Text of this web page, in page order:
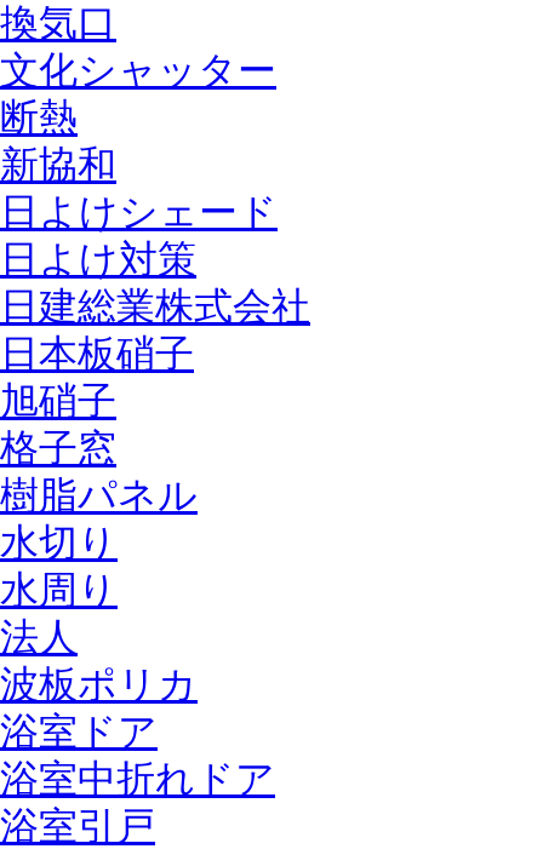
換気口
文化シャッター
断熱
新協和
日よけシェード
日よけ対策
日建総業株式会社
日本板硝子
旭硝子
格子窓
樹脂パネル
水切り
水周り
法人
波板ポリカ
浴室ドア
浴室中折れドア
浴室引戸